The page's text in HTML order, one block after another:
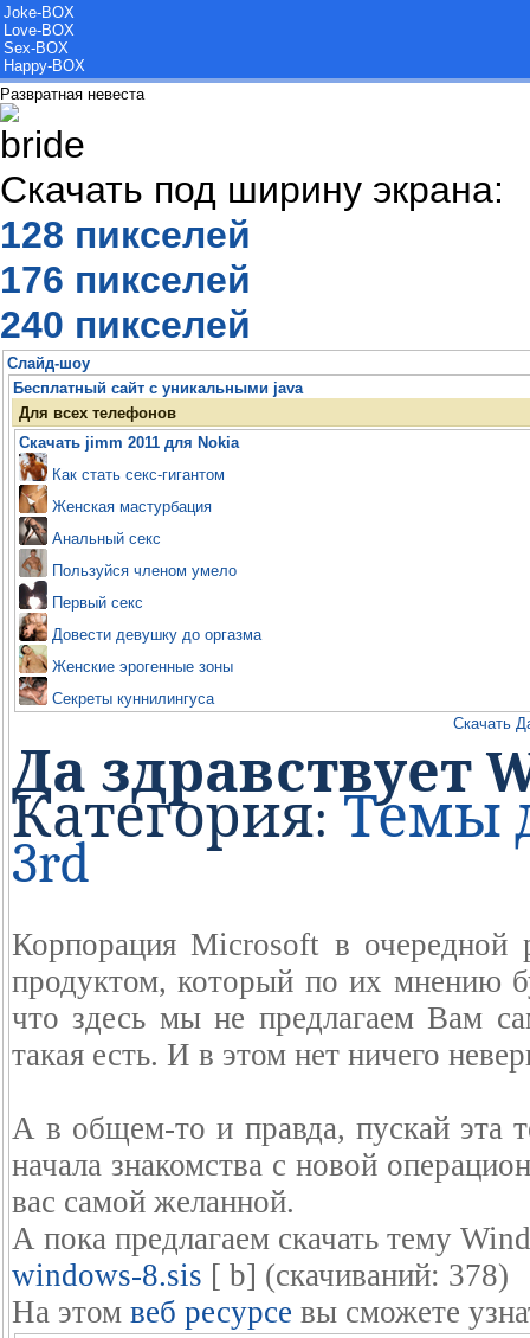
Joke-BOX
Love-BOX
Sex-BOX
Happy-BOX
Развратная невеста
Скачать под ширину экрана:
128 пикселей
176 пикселей
240 пикселей
Слайд-шоу
Бесплатный сайт с уникальными java
Для всех телефонов
Скачать jimm 2011 для Nokia
Как стать секс-гигантом
Женская мастурбация
Анальный секс
Пользуйся членом умело
Первый секс
Довести девушку до оргазма
Женские эрогенные зоны
Секреты куннилингуса
Скачать
Да здравствует
Категория: Темы
3rd
Корпорация Microsoft в очередной
продуктом, который по их мнению
что здесь мы не предлагаем Вам
такая есть. И в этом нет ничего
А в общем-то и правда, пускай эта
начала знакомства с новой
вас самой желанной.
А пока предлагаем скачать тему
windows-8.sis [ b] (cкачиваний: 378)
На этом веб ресурсе вы сможете